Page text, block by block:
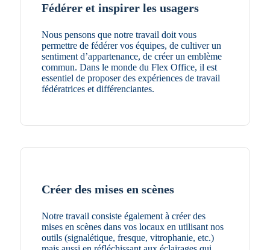
Fédérer et inspirer les usagers
Nous pensons que notre travail doit vous
permettre de fédérer vos équipes, de cultiver un
sentiment d’appartenance, de créer un emblème
commun. Dans le monde du Flex Office, il est
essentiel de proposer des expériences de travail
fédératrices et différenciantes.
Créer des mises en scènes
Notre travail consiste également à créer des
mises en scènes dans vos locaux en utilisant nos
outils (signalétique, fresque, vitrophanie, etc.)